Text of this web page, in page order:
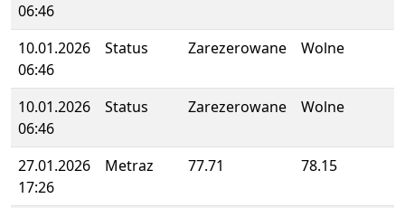
06:46
10.01.2026
06:46
Status Zarezerowane Wolne
10.01.2026
06:46
Status Zarezerowane Wolne
27.01.2026
17:26
Metraz 77.71 78.15